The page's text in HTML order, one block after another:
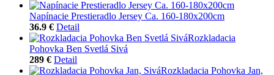
Napínacie Prestieradlo Jersey Ca. 160-180x200cm
36.9 € Detail
Rozkladacia
Pohovka Ben Svetlá Sivá
289 € Detail
Rozkladacia Pohovka Jan,